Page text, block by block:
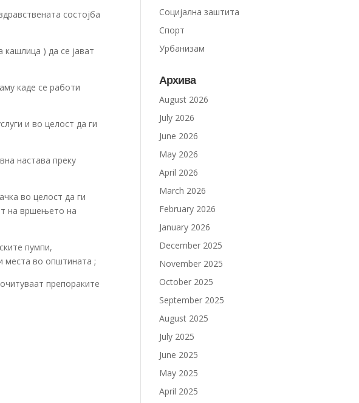
состојба
кашлица ) да се јават
каде се работи
и во целост да ги
настава преку
во целост да ги
на вршењето на
пумпи,
места во општината ;
препораките
Социјална заштита
Спорт
Урбанизам
Архива
August 2026
July 2026
June 2026
May 2026
April 2026
March 2026
February 2026
January 2026
December 2025
November 2025
October 2025
September 2025
August 2025
July 2025
June 2025
May 2025
April 2025